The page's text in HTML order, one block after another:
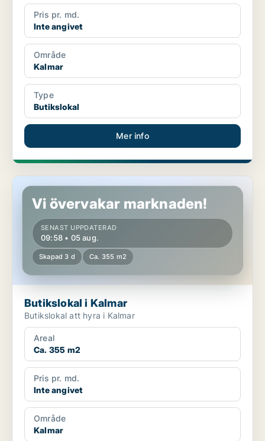
Pris pr. md.
Inte angivet
Område
Kalmar
Type
Butikslokal
Mer info
Butikslokal i Kalmar
Vi övervakar marknaden!
SENAST UPPDATERAD
09:58 • 05 aug.
Skapad 3 d Ca. 355 m2
Butikslokal i Kalmar
Butikslokal att hyra i Kalmar
Areal
Ca. 355 m2
Pris pr. md.
Inte angivet
Område
Kalmar